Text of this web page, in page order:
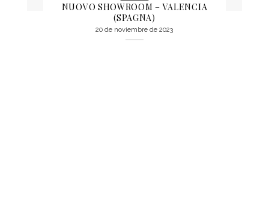
NUOVO SHOWROOM – VALENCIA
(SPAGNA)
20 de noviembre de 2023